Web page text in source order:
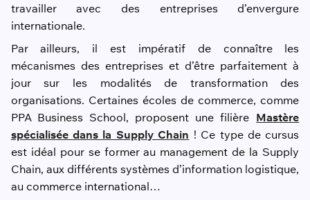
travailler avec des entreprises d’envergure
internationale.
Par ailleurs, il est impératif de connaître les
mécanismes des entreprises et d’être parfaitement à
jour sur les modalités de transformation des
organisations. Certaines écoles de commerce, comme
PPA Business School, proposent une filière Mastère
spécialisée dans la Supply Chain ! Ce type de cursus
est idéal pour se former au management de la Supply
Chain, aux différents systèmes d’information logistique,
au commerce international…